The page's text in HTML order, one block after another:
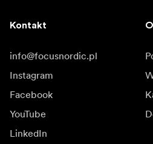
Kontakt
info@focusnordic.pl
Instagram
Facebook
YouTube
LinkedIn